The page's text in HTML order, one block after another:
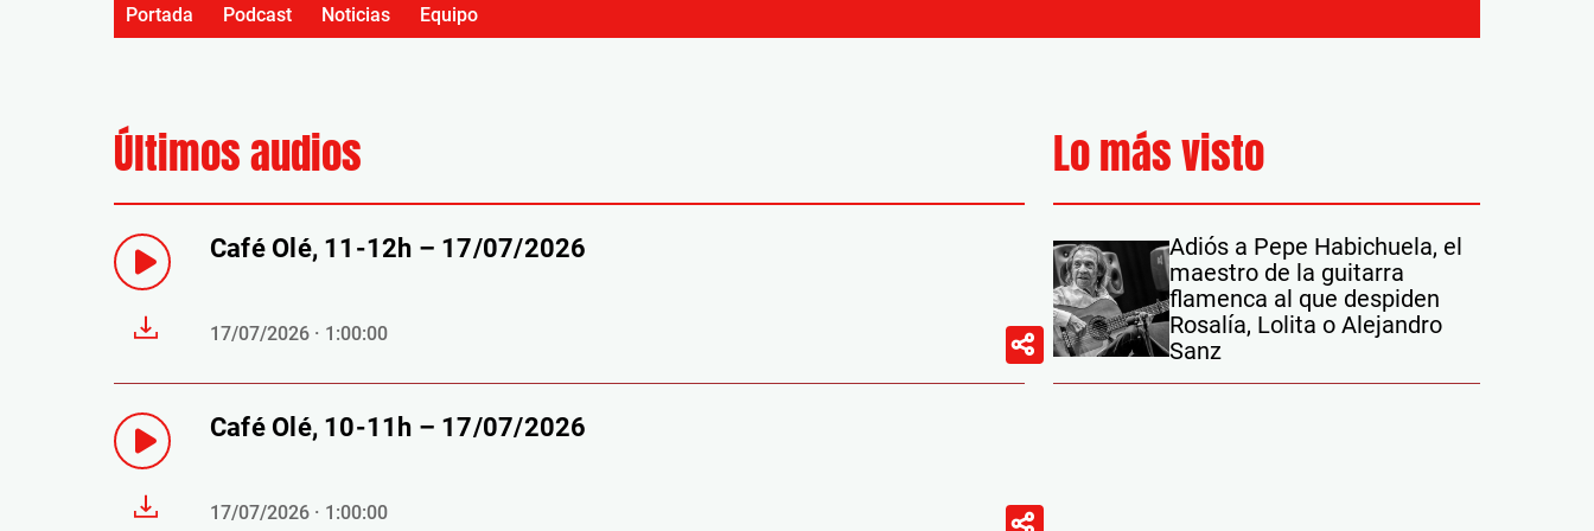
Portada Podcast Noticias Equipo
Últimos audios
Café Olé, 11-12h – 17/07/2026
17/07/2026 · 1:00:00
Café Olé, 10-11h – 17/07/2026
17/07/2026 · 1:00:00
Lo más visto
Adiós a Pepe Habichuela, el
maestro de la guitarra
flamenca al que despiden
Rosalía, Lolita o Alejandro
Sanz